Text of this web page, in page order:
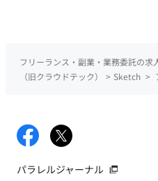
フリーランス・副業・業務委託の
（旧クラウドテック）
> Sketch >
パラレルジャーナル